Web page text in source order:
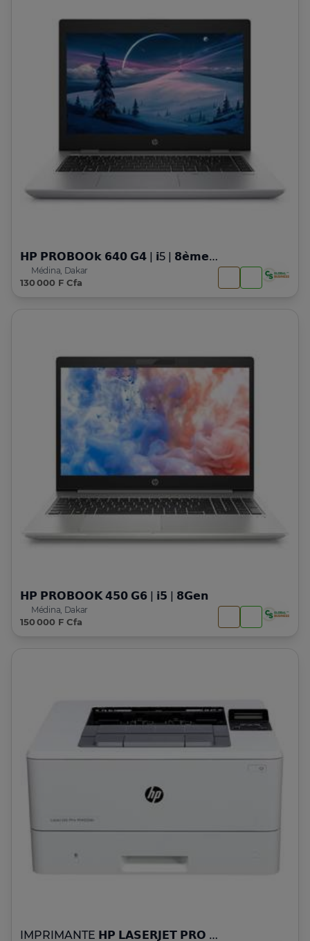
𝗛𝗣 𝗣𝗥𝗢𝗕𝗢𝗢𝗸 𝟲𝟰𝟬 𝗚𝟰 | 𝗶5 | 𝟴𝗲̀𝗺𝗲 𝗚𝗲𝗻
Médina, Dakar
130 000 F Cfa
𝗛𝗣 𝗣𝗥𝗢𝗕𝗢𝗢𝗞 𝟰𝟱𝟬 𝗚𝟲 | 𝗶𝟱 | 𝟴𝗚𝗲𝗻
Médina, Dakar
150 000 F Cfa
IMPRIMANTE 𝗛𝗣 𝗟𝗔𝗦𝗘𝗥𝗝𝗘𝗧 𝗣𝗥𝗢 𝗠𝟰𝟬𝟮𝗱𝗻